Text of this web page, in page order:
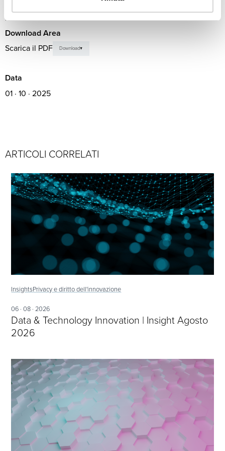
ponendosi così in una posizione di rilievo nel panorama europeo del settore.
Download Area
Scarica il PDF
Download
Data
01 · 10 · 2025
ARTICOLI CORRELATI
InsightsPrivacy e diritto dell'innovazione
06 · 08 · 2026
Data & Technology Innovation | Insight Agosto
2026